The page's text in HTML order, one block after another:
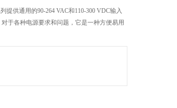
提供通用的90-264 VAC和110-300 VDC输入
于各种电源要求和问题，它是一种方便易用